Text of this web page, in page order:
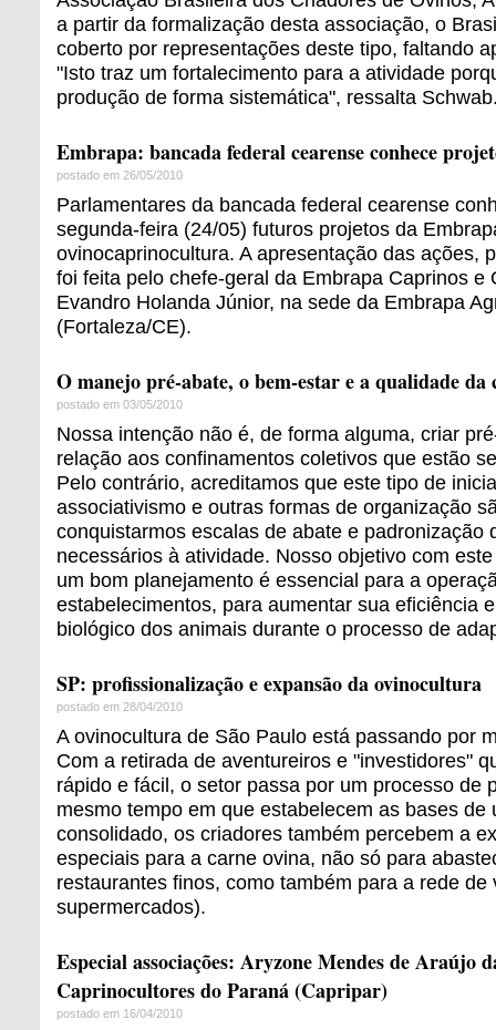
a partir da formalização desta associação, o
coberto por representações deste tipo, faltando
"Isto traz um fortalecimento para a atividade
produção de forma sistemática", ressalta
Embrapa: bancada federal cearense conhece
postado em 26/05/2010
Parlamentares da bancada federal cearense
segunda-feira (24/05) futuros projetos da
ovinocaprinocultura. A apresentação das ações,
foi feita pelo chefe-geral da Embrapa Caprinos e
Evandro Holanda Júnior, na sede da Embrapa
(Fortaleza/CE).
O manejo pré-abate, o bem-estar e a qualidade da
postado em 03/05/2010
Nossa intenção não é, de forma alguma, criar
relação aos confinamentos coletivos que estão
Pelo contrário, acreditamos que este tipo de
associativismo e outras formas de organização
conquistarmos escalas de abate e padronização
necessários à atividade. Nosso objetivo com
um bom planejamento é essencial para a
estabelecimentos, para aumentar sua eficiência
biológico dos animais durante o processo de
SP: profissionalização e expansão da ovinocultura
postado em 28/04/2010
A ovinocultura de São Paulo está passando por
Com a retirada de aventureiros e "investidores"
rápido e fácil, o setor passa por um processo de
mesmo tempo em que estabelecem as bases de
consolidado, os criadores também percebem a
especiais para a carne ovina, não só para
restaurantes finos, como também para a rede de
supermercados).
Especial associações: Aryzone Mendes de Araújo
Caprinocultores do Paraná (Capripar)
postado em 16/04/2010